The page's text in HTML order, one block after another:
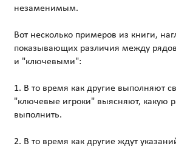
незаменимым.
Вот несколько примеров из книги,
показывающих различия между
и "ключевыми":
1. В то время как другие выполняют
"ключевые игроки" выясняют, какую
выполнить.
2. В то время как другие ждут